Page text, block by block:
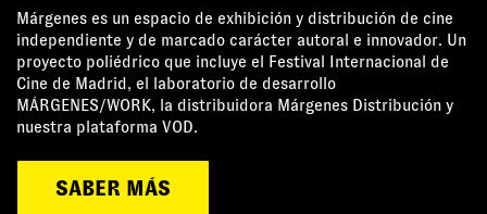
Márgenes es un espacio de exhibición y distribución de cine
independiente y de marcado carácter autoral e innovador. Un
proyecto poliédrico que incluye el Festival Internacional de
Cine de Madrid, el laboratorio de desarrollo
MÁRGENES/WORK, la distribuidora Márgenes Distribución y
nuestra plataforma VOD.
SABER MÁS